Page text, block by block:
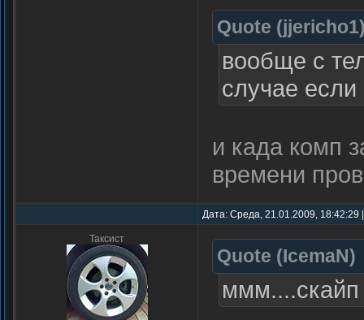
Quote (jjericho1
вообще с
случае
и када комп
времени
Дата: Среда, 21.01.2009,
Таксист
Quote (IcemaN)